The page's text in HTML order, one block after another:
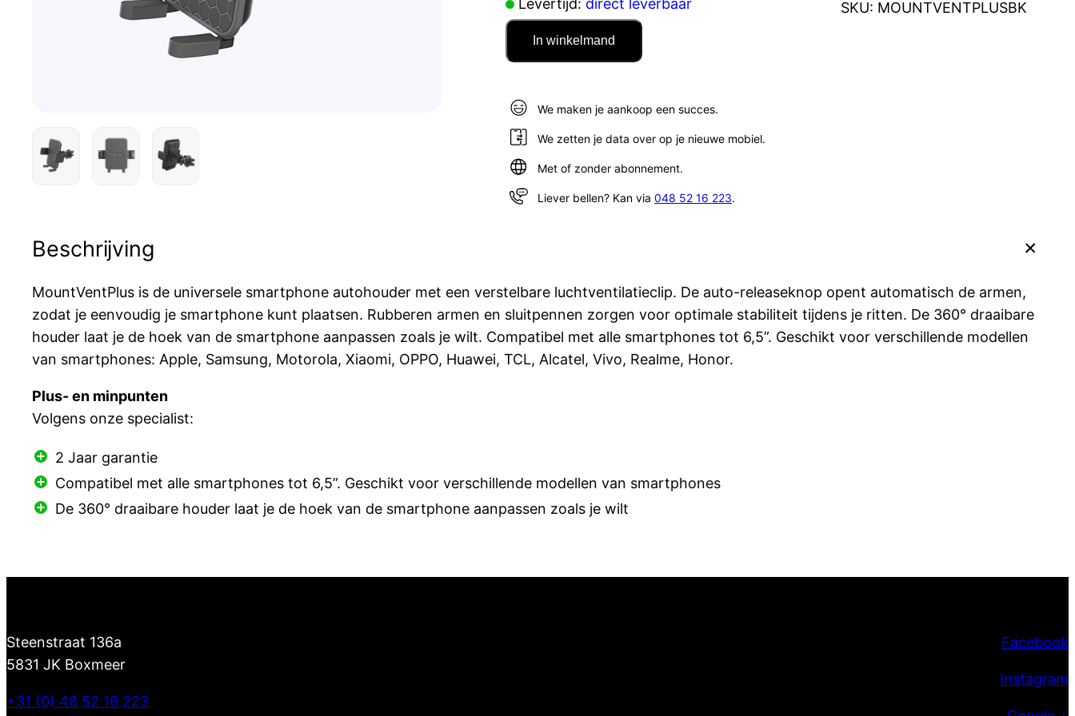
Levertijd: direct leverbaar SKU: MOUNTVENTPLUSBK
In winkelmand
We maken je aankoop een succes.
We zetten je data over op je nieuwe mobiel.
Met of zonder abonnement.
Liever bellen? Kan via 048 52 16 223.
Beschrijving
MountVentPlus is de universele smartphone autohouder met een verstelbare luchtventilatieclip. De auto-releaseknop opent automatisch de armen,
zodat je eenvoudig je smartphone kunt plaatsen. Rubberen armen en sluitpennen zorgen voor optimale stabiliteit tijdens je ritten. De 360° draaibare
houder laat je de hoek van de smartphone aanpassen zoals je wilt. Compatibel met alle smartphones tot 6,5”. Geschikt voor verschillende modellen
van smartphones: Apple, Samsung, Motorola, Xiaomi, OPPO, Huawei, TCL, Alcatel, Vivo, Realme, Honor.
Plus- en minpunten
Volgens onze specialist:
2 Jaar garantie
Compatibel met alle smartphones tot 6,5”. Geschikt voor verschillende modellen van smartphones
De 360° draaibare houder laat je de hoek van de smartphone aanpassen zoals je wilt
Steenstraat 136a
5831 JK Boxmeer
+31 (0) 48 52 16 223
Facebook
Instagram